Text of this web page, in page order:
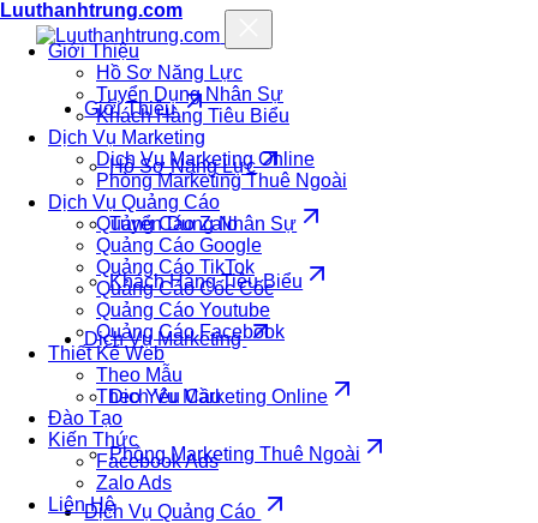
Luuthanhtrung.com
Giới Thiệu
Hồ Sơ Năng Lực
Tuyển Dụng Nhân Sự
Khách Hàng Tiêu Biểu
Dịch Vụ Marketing
Dịch Vụ Marketing Online
Phòng Marketing Thuê Ngoài
Dịch Vụ Quảng Cáo
Quảng Cáo Zalo
Quảng Cáo Google
Quảng Cáo TikTok
Quảng Cáo Cốc Cốc
Quảng Cáo Youtube
Quảng Cáo Facebook
Thiết Kế Web
Theo Mẫu
Theo Yêu Cầu
Đào Tạo
Kiến Thức
Facebook Ads
Zalo Ads
Liên Hệ
Giới Thiệu
Hồ Sơ Năng Lực
Tuyển Dụng Nhân Sự
Khách Hàng Tiêu Biểu
Dịch Vụ Marketing
Dịch Vụ Marketing Online
Phòng Marketing Thuê Ngoài
Dịch Vụ Quảng Cáo